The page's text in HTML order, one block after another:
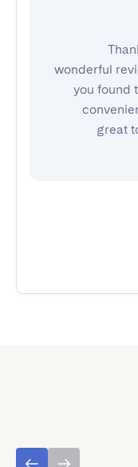
wonderful
you found
great